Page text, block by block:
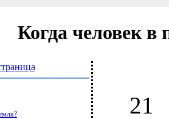
Когда человек в
21